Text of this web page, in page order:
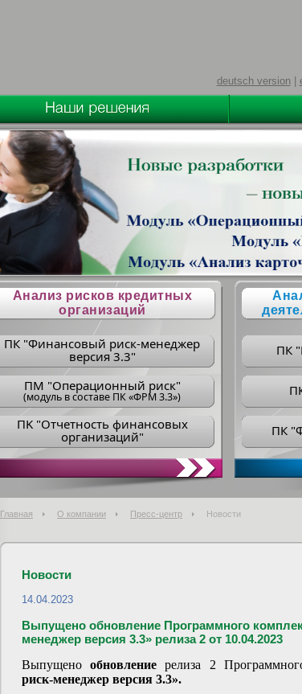
deutsch version|
Анализ рисков кредитных
организаций
ПК "Финансовый риск-менеджер
версия 3.3"
ПM "Операционный риск"
(модуль в составе ПК «ФРМ 3.3»)
ПK "Отчетность финансовых
организаций"
ПК
ПК
Главная О компании Пресс-центр Новости
Новости
14.04.2023
Выпущено обновление Программного
менеджер версия 3.3» релиза 2 от 10.04.2023
Выпущенообновлениерелиза 2
риск-менеджер версия 3.3».